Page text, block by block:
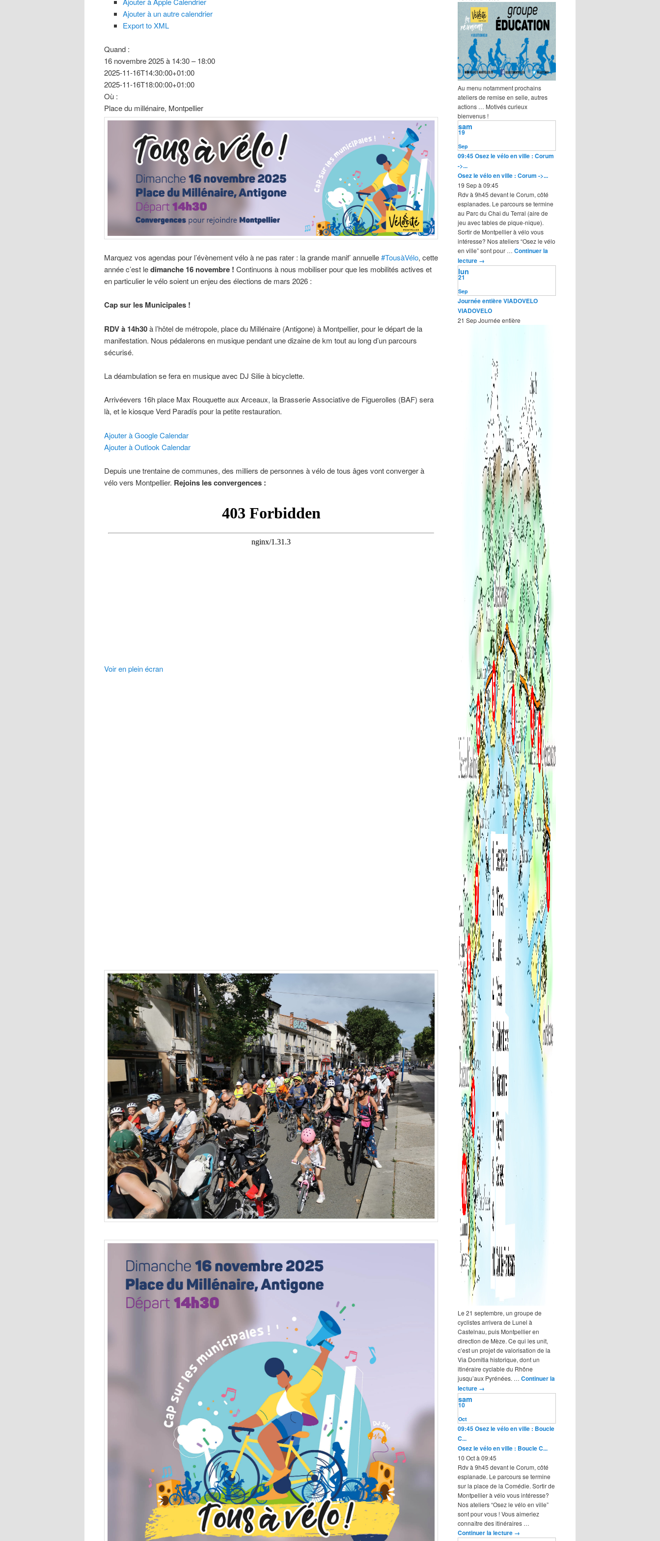
Ajouter à un autre calendrier
Export to XML
Quand :
16 novembre 2025 à 14:30 – 18:00
2025-11-16T14:30:00+01:00
2025-11-16T18:00:00+01:00
Où :
Place du millénaire, Montpellier
Marquez vos agendas pour l’évènement vélo à ne pas rater : la grande manif’ annuelle#TousàVélo, cette
année c’est ledimanche 16 novembre ! Continuons à nous mobiliser pour que les mobilités actives et
en particulier le vélo soient un enjeu des élections de mars 2026 :
Cap sur les Municipales !
RDV à 14h30à l’hôtel de métropole, place du Millénaire (Antigone) à Montpellier, pour le départ de la
manifestation. Nous pédalerons en musique pendant une dizaine de km tout au long d’un parcours
sécurisé.
La déambulation se fera en musique avec DJ Silie à bicyclette.
Arrivéevers 16h place Max Rouquette aux Arceaux, la Brasserie Associative de Figuerolles (BAF) sera
là, et le kiosque Verd Paradís pour la petite restauration.
Ajouter à Google Calendar
Ajouter à Outlook Calendar
Depuis une trentaine de communes, des milliers de personnes à vélo de tous âges vont converger à
vélo vers Montpellier. Rejoins les convergences :
Voir en plein écran
Au menu notamment prochains
ateliers de remise en selle, autres
actions … Motivés curieux
bienvenus !
Sep
19
sam
09:45Osez le vélo en ville : Corum
->...
Osez le vélo en ville : Corum ->...
19 Sep à 09:45
Rdv à 9h45 devant le Corum, côté
esplanades. Le parcours se termine
au Parc du Chai du Terral (aire de
jeu avec tables de pique-nique).
Sortir de Montpellier à vélo vous
intéresse? Nos ateliers “Osez le vélo
en ville” sont pour … Continuer la
lecture →
Sep
21
lun
Journée entièreVIADOVELO
VIADOVELO
21 SepJournée entière
Le 21 septembre, un groupe de
cyclistes arrivera de Lunel à
Castelnau, puis Montpellier en
direction de Mèze. Ce qui les unit,
c’est un projet de valorisation de la
Via Domitia historique, dont un
itinéraire cyclable du Rhône
jusqu’aux Pyrénées. … Continuer la
lecture →
Oct
10
sam
09:45Osez le vélo en ville : Boucle
C...
Osez le vélo en ville : Boucle C...
10 Oct à 09:45
Rdv à 9h45 devant le Corum, côté
esplanade. Le parcours se termine
sur la place de la Comédie. Sortir de
Montpellier à vélo vous intéresse?
Nos ateliers “Osez le vélo en ville”
sont pour vous ! Vous aimeriez
connaître des itinéraires …
Continuer la lecture →